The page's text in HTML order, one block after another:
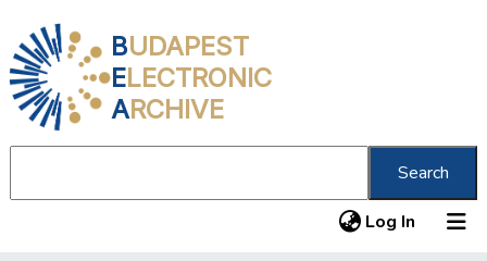
BUDAPEST
ELECTRONIC
ARCHIVE
Search
Log In (current)